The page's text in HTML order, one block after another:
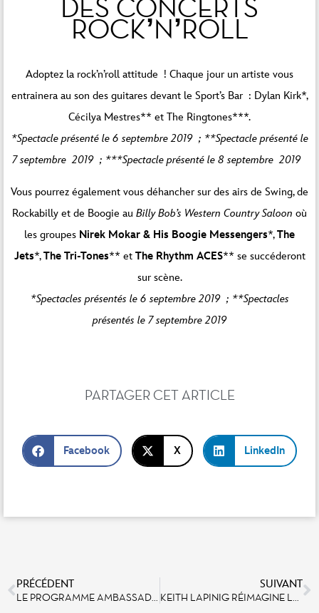
DES CONCERTS
ROCK’N’ROLL
Adoptez la rock’n’roll attitude ! Chaque jour un artiste vous
entrainera au son des guitares devant le Sport’s Bar : Dylan Kirk*,
Cécilya Mestres** et The Ringtones***.
*Spectacle présenté le 6 septembre 2019 ; **Spectacle présenté le
7 septembre 2019 ; ***Spectacle présenté le 8 septembre 2019
Vous pourrez également vous déhancher sur des airs de Swing, de
Rockabilly et de Boogie au Billy Bob’s Western Country Saloon où
les groupes Nirek Mokar & His Boogie Messengers*,The
Jets*,The Tri-Tones** et The Rhythm ACES** se succéderont
sur scène.
*Spectacles présentés le 6 septembre 2019 ; **Spectacles
présentés le 7 septembre 2019
PARTAGER CET ARTICLE
Facebook X LinkedIn
PRÉCÉDENT SUIVANT